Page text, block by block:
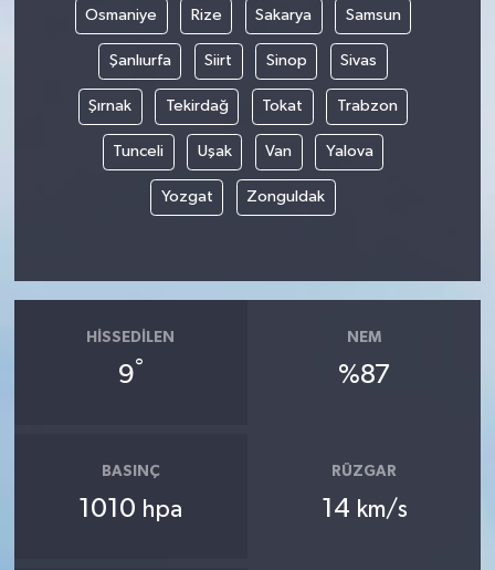
Osmaniye Rize Sakarya Samsun
Şanlıurfa Siirt Sinop Sivas
Şırnak Tekirdağ Tokat Trabzon
Tunceli Uşak Van Yalova
Yozgat Zonguldak
HISSEDILEN
9°
NEM
%87
BASINÇ
1010 hpa
RÜZGAR
14 km/s